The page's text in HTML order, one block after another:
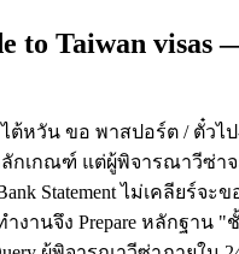
to Taiwan visas
ต้หวัน ขอ พาสปอร์ต / ตั๋วไป
ลักเกณฑ์ แต่ผู้พิจารณาวีซ่าจ
Statement ไม่เคลียร์จ
งานจึง Prepare หลักฐาน "